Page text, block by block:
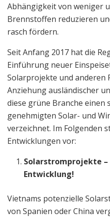
Abhängigkeit von weniger
Brennstoffen reduzieren
rasch fördern.
Seit Anfang 2017 hat die
Einführung neuer
Solarprojekte und anderen
Anziehung ausländischer
diese grüne Branche
genehmigten Solar- und
verzeichnet. Im Folgenden
Entwicklungen vor:
Solarstromprojekte –
Entwicklung!
Vietnams potenzielle
von Spanien oder China